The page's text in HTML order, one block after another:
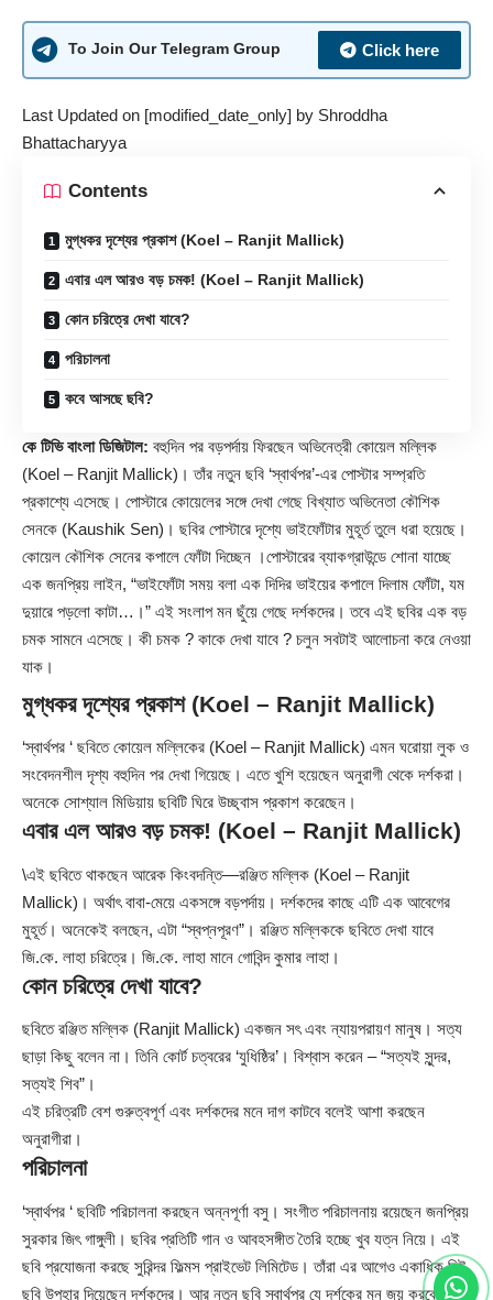
To Join Our Telegram Group Click here
Last Updated on [modified_date_only] by Shroddha
Bhattacharyya
Contents
মুগ্ধকর দৃশ্যের প্রকাশ (Koel – Ranjit Mallick)
এবার এল আরও বড় চমক! (Koel – Ranjit Mallick)
কোন চরিত্রে দেখা যাবে?
পরিচালনা
কবে আসছে ছবি?
কে টিভি বাংলা ডিজিটাল: বহুদিন পর বড়পর্দায় ফিরছেন অভিনেত্রী কোয়েল মল্লিক
(Koel – Ranjit Mallick)। তাঁর নতুন ছবি ‘স্বার্থপর’-এর পোস্টার সম্প্রতি
প্রকাশ্যে এসেছে। পোস্টারে কোয়েলের সঙ্গে দেখা গেছে বিখ্যাত অভিনেতা কৌশিক
সেনকে (Kaushik Sen)। ছবির পোস্টারে দৃশ্যে ভাইফোঁটার মুহূর্ত তুলে ধরা হয়েছে।
কোয়েল কৌশিক সেনের কপালে ফোঁটা দিচ্ছেন ।পোস্টারের ব্যাকগ্রাউন্ডে শোনা যাচ্ছে
এক জনপ্রিয় লাইন, “ভাইফোঁটা সময় বলা এক দিদির ভাইয়ের কপালে দিলাম ফোঁটা, যম
দুয়ারে পড়লো কাটা…।” এই সংলাপ মন ছুঁয়ে গেছে দর্শকদের। তবে এই ছবির এক বড়
চমক সামনে এসেছে। কী চমক ? কাকে দেখা যাবে ? চলুন সবটাই আলোচনা করে নেওয়া
যাক।
মুগ্ধকর দৃশ্যের প্রকাশ (Koel – Ranjit Mallick)
‘স্বার্থপর ‘ ছবিতে কোয়েল মল্লিকের (Koel – Ranjit Mallick) এমন ঘরোয়া লুক ও
সংবেদনশীল দৃশ্য বহুদিন পর দেখা গিয়েছে। এতে খুশি হয়েছেন অনুরাগী থেকে দর্শকরা।
অনেকে সোশ্যাল মিডিয়ায় ছবিটি ঘিরে উচ্ছ্বাস প্রকাশ করেছেন।
এবার এল আরও বড় চমক! (Koel – Ranjit Mallick)
\এই ছবিতে থাকছেন আরেক কিংবদন্তি—রঞ্জিত মল্লিক (Koel – Ranjit
Mallick)। অর্থাৎ বাবা-মেয়ে একসঙ্গে বড়পর্দায়। দর্শকদের কাছে এটি এক আবেগের
মুহূর্ত। অনেকেই বলছেন, এটা “স্বপ্নপূরণ”। রঞ্জিত মল্লিককে ছবিতে দেখা যাবে
জি.কে. লাহা চরিত্রে। জি.কে. লাহা মানে গোবিন্দ কুমার লাহা।
কোন চরিত্রে দেখা যাবে?
ছবিতে রঞ্জিত মল্লিক (Ranjit Mallick) একজন সৎ এবং ন্যায়পরায়ণ মানুষ। সত্য
ছাড়া কিছু বলেন না। তিনি কোর্ট চত্বরের ‘যুধিষ্ঠির’। বিশ্বাস করেন – “সত্যই সুন্দর,
সত্যই শিব”।
এই চরিত্রটি বেশ গুরুত্বপূর্ণ এবং দর্শকদের মনে দাগ কাটবে বলেই আশা করছেন
অনুরাগীরা।
পরিচালনা
‘স্বার্থপর ‘ ছবিটি পরিচালনা করছেন অন্নপূর্ণা বসু। সংগীত পরিচালনায় রয়েছেন জনপ্রিয়
সুরকার জিৎ গাঙ্গুলী। ছবির প্রতিটি গান ও আবহসঙ্গীত তৈরি হচ্ছে খুব যত্ন নিয়ে। এই
ছবি প্রযোজনা করছে সুরিন্দর ফিল্মস প্রাইভেট লিমিটেড। তাঁরা এর আগেও একাধিক হিট
ছবি উপহার দিয়েছেন দর্শকদের। আর নতুন ছবি স্বার্থপর যে দর্শকের মন জয় করবে, তা